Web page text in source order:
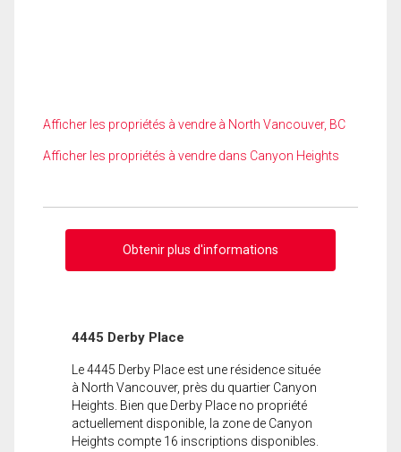
Afficher les propriétés à vendre à North Vancouver, BC
Afficher les propriétés à vendre dans Canyon Heights
Obtenir plus d'informations
4445 Derby Place
Le 4445 Derby Place est une résidence située
à North Vancouver, près du quartier Canyon
Heights. Bien que Derby Place no propriété
actuellement disponible, la zone de Canyon
Heights compte 16 inscriptions disponibles.